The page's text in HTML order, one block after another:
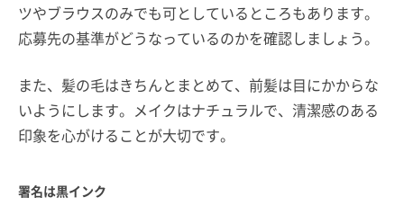
ツやブラウスのみでも可としているところもあります。
応募先の基準がどうなっているのかを確認しましょう。
また、髪の毛はきちんとまとめて、前髪は目にかからな
いようにします。メイクはナチュラルで、清潔感のある
印象を心がけることが大切です。
署名は黒インク